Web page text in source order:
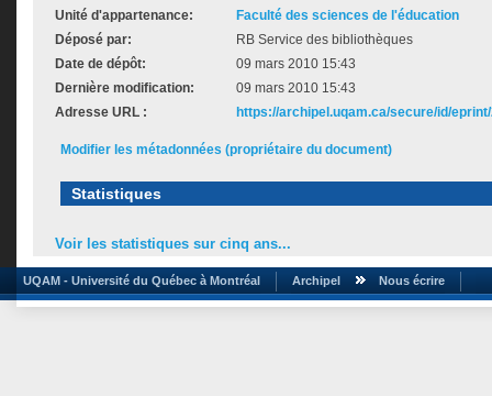
Unité d'appartenance:
Faculté des sciences de l'éducation
Déposé par:
RB Service des bibliothèques
Date de dépôt:
09 mars 2010 15:43
Dernière modification:
09 mars 2010 15:43
Adresse URL :
https://archipel.uqam.ca/secure/id/
Modifier les métadonnées (propriétaire du document)
Statistiques
Voir les statistiques sur cinq ans...
UQAM - Université du Québec à Montréal Archipel Nous écrire